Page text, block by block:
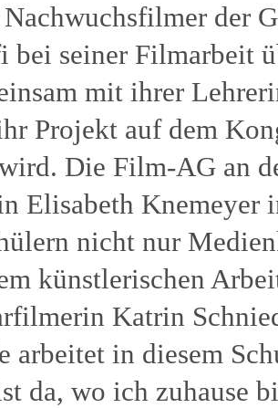
der
bei seiner Filmarbeit
mit ihrer
Projekt auf dem
Die Film-AG an
Elisabeth
nicht nur
künstlerischen
Katrin
arbeitet in diesem
da, wo ich zuhause